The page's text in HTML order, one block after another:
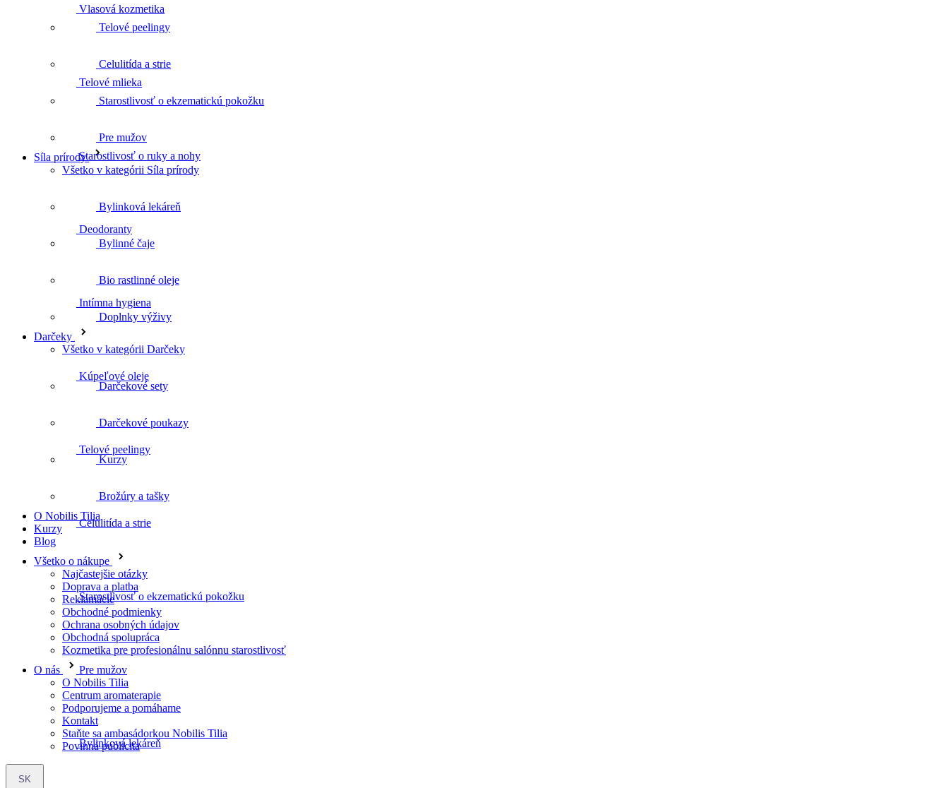
Telové mlieka
Starostlivosť o ruky a nohy
Deodoranty
Intímna hygiena
Kúpeľové oleje
Telové peelingy
Celulitída a strie
Pre mužov
Bylinková lekáreň
Bylinné čaje
Telové peelingy
Celulitída a strie
Starostlivosť o ekzematickú pokožku
Pre mužov
Síla prírody
Všetko v kategórii Síla prírody
Bylinková lekáreň
Bylinné čaje
Bio rastlinné oleje
Doplnky výživy
Darčeky
Všetko v kategórii Darčeky
Darčekové sety
Darčekové poukazy
Kurzy
Brožúry a tašky
O Nobilis Tilia
Kurzy
Blog
Všetko o nákupe
Najčastejšie otázky
Doprava a platba
Reklamácie
Obchodné podmienky
Ochrana osobných údajov
Obchodná spolupráca
Kozmetika pre profesionálnu salónnu starostlivosť
O nás
O Nobilis Tilia
Centrum aromaterapie
Podporujeme a pomáhame
Kontakt
Staňte sa ambasádorkou Nobilis Tilia
Povinná publicita
SK